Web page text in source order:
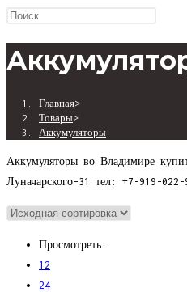
ПО
Главная>
Товары>
Аккумуляторы
Аккумуляторы во Владимире
Луначарского-31 тел: +7-919-022-
Просмотреть:
12
24